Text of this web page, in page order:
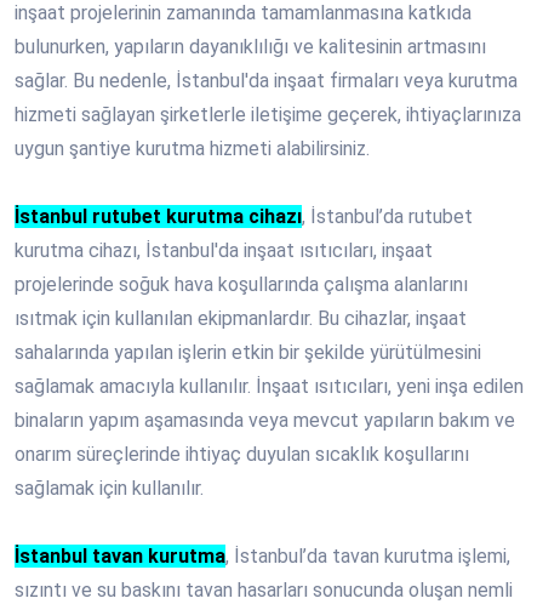
inşaat projelerinin zamanında tamamlanmasına katkıda
bulunurken, yapıların dayanıklılığı ve kalitesinin artmasını
sağlar. Bu nedenle, İstanbul'da inşaat firmaları veya kurutma
hizmeti sağlayan şirketlerle iletişime geçerek, ihtiyaçlarınıza
uygun şantiye kurutma hizmeti alabilirsiniz.
İstanbul rutubet kurutma cihazı, İstanbul’da rutubet
kurutma cihazı, İstanbul'da inşaat ısıtıcıları, inşaat
projelerinde soğuk hava koşullarında çalışma alanlarını
ısıtmak için kullanılan ekipmanlardır. Bu cihazlar, inşaat
sahalarında yapılan işlerin etkin bir şekilde yürütülmesini
sağlamak amacıyla kullanılır. İnşaat ısıtıcıları, yeni inşa edilen
binaların yapım aşamasında veya mevcut yapıların bakım ve
onarım süreçlerinde ihtiyaç duyulan sıcaklık koşullarını
sağlamak için kullanılır.
İstanbul tavan kurutma, İstanbul’da tavan kurutma işlemi,
sızıntı ve su baskını tavan hasarları sonucunda oluşan nemli